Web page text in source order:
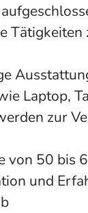
Tätigkeiten
Laptop,
zur
von 50 bis
und